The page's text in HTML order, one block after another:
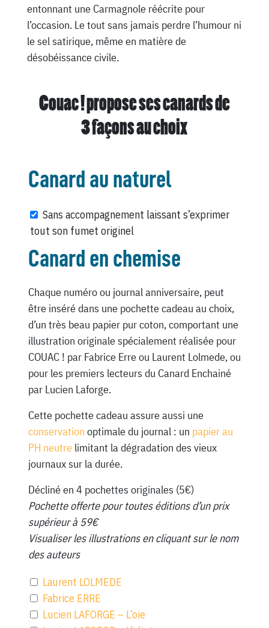
entonnant une Carmagnole réécrite pour
l’occasion. Le tout sans jamais perdre l’humour ni
le sel satirique, même en matière de
désobéissance civile.
Couac ! propose ses canards de
3 façons au choix
Canard au naturel
Sans accompagnement laissant s’exprimer
tout son fumet originel
Canard en chemise
Chaque numéro ou journal anniversaire, peut
être inséré dans une pochette cadeau au choix,
d’un très beau papier pur coton, comportant une
illustration originale spécialement réalisée pour
COUAC ! par Fabrice Erre ou Laurent Lolmede, ou
pour les premiers lecteurs du Canard Enchainé
par Lucien Laforge.
Cette pochette cadeau assure aussi une
conservation optimale du journal : un papier au
PH neutrelimitant la dégradation des vieux
journaux sur la durée.
Décliné en 4 pochettes originales (5€)
Pochette offerte pour toutes éditions d’un prix
supérieur à 59€
Visualiser les illustrations en cliquant sur le nom
des auteurs
Laurent LOLMEDE
Fabrice ERRE
Lucien LAFORGE – L’oie